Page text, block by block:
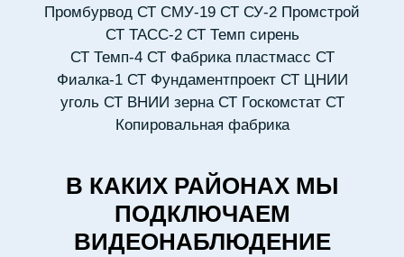
Промбурвод СТ СМУ-19 СТ СУ-2 Промстрой
СТ ТАСС-2 СТ Темп сирень
СТ Темп-4 СТ Фабрика пластмасс СТ
Фиалка-1 СТ Фундаментпроект СТ ЦНИИ
уголь СТ ВНИИ зерна СТ Госкомстат СТ
Копировальная фабрика
В КАКИХ РАЙОНАХ МЫ
ПОДКЛЮЧАЕМ
ВИДЕОНАБЛЮДЕНИЕ